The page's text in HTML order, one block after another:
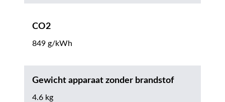
CO2
849 g/kWh
Gewicht apparaat zonder brandstof
4.6 kg